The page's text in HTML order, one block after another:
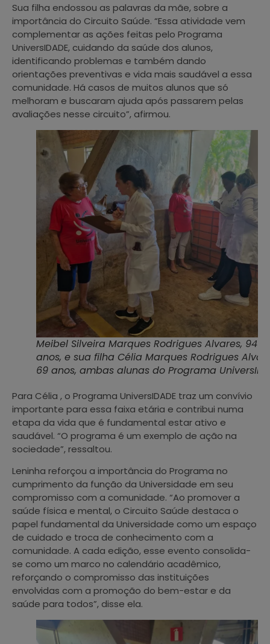
Sua filha endossou as palavras da mãe, sobre a
importância do Circuito Saúde. “Essa atividade vem
complementar as ações feitas pelo Programa
UniversIDADE, cuidando da saúde dos alunos,
identificando problemas e também dando
orientações preventivas e vida mais saudável a essa
comunidade. Há casos de muitos alunos que só
melhoram e buscaram ajuda após passarem pelas
avaliações nesse circuito”, afirmou.
Meibel Silveira Marques Rodrigues Alvares, 94
anos, e sua filha Célia Marques Rodrigues
69 anos, ambas alunas do Programa
Para Célia , o Programa UniversIDADE traz um convívio
importante para essa faixa etária e contribui numa
etapa da vida que é fundamental estar ativo e
saudável. “O programa é um exemplo de ação na
sociedade”, ressaltou.
Leninha reforçou a importância do Programa no
cumprimento da função da Universidade em seu
compromisso com a comunidade. “Ao promover a
saúde física e mental, o Circuito Saúde destaca o
papel fundamental da Universidade como um espaço
de cuidado e troca de conhecimento com a
comunidade. A cada edição, esse evento consolida-
se como um marco no calendário acadêmico,
reforçando o compromisso das instituições
envolvidas com a promoção do bem-estar e da
saúde para todos”, disse ela.